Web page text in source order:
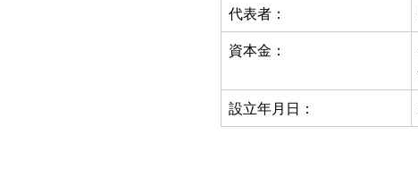
代表者：
資本金：
設立年月日：